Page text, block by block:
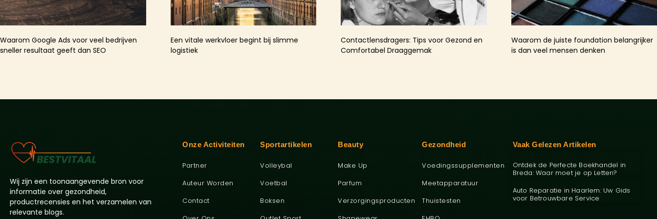
Waarom Google Ads voor veel bedrijven
sneller resultaat geeft dan SEO
Een vitale werkvloer begint bij slimme
logistiek
Contactlensdragers: Tips voor Gezond en
Comfortabel Draaggemak
Waarom de juiste foundation belangrijker
is dan veel mensen denken
Wij zijn een toonaangevende bron voor
informatie over gezondheid,
productrecensies en het verzamelen van
relevante blogs.
Onze Activiteiten
Partner
Auteur Worden
Contact
Sportartikelen
Volleybal
Voetbal
Boksen
Beauty
Make Up
Parfum
Verzorgingsproducten
Gezondheid
Voedingssupplementen
Meetapparatuur
Thuistesten
Vaak Gelezen Artikelen
Ontdek de Perfecte Boekhandel in
Breda: Waar moet je op Letten?
Auto Reparatie in Haarlem: Uw Gids
voor Betrouwbare Service